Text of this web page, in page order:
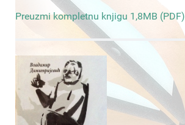
Preuzmi kompletnu knjigu 1,8MB (PDF)